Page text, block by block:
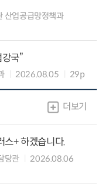
산업공급망정책과
국”
2026.08.05 29p
더보기
스+ 하겠습니다.
당관
2026.08.06